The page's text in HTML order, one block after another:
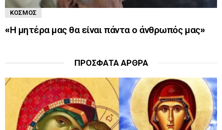
ΚΌΣΜΟΣ
«Η μητέρα μας θα είναι πάντα ο άνθρωπός μας»
ΠΡΌΣΦΑΤΑ ΆΡΘΡΑ